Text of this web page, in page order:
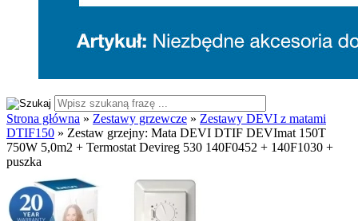
Strona główna » Zestawy grzewcze » Zestawy DEVI z matami
DTIF150 » Zestaw grzejny: Mata DEVI DTIF DEVImat 150T
750W 5,0m2 + Termostat Devireg 530 140F0452 + 140F1030 +
puszka